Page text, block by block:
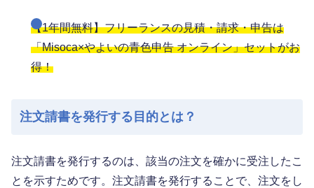
【1年間無料】フリーランスの見積・請求・申告は
「Misoca×やよいの青色申告 オンライン」セットがお
得！
注文請書を発行する目的とは？
注文請書を発行するのは、該当の注文を確かに受注したこ
とを示すためです。注文請書を発行することで、注文をし